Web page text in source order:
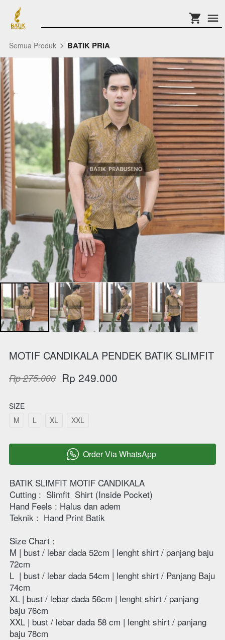
Semua Produk BATIK PRIA
MOTIF CANDIKALA PENDEK BATIK SLIMFIT
Rp 275.000 Rp 249.000
SIZE
M
L XL XXL
` Order Via WhatsApp
BATIK SLIMFIT MOTIF CANDIKALA
Cutting : Slimfit  Shirt (Inside Pocket)
Hand Feels : Halus dan adem
Teknik : Hand Print Batik
Size Chart :
M | bust / lebar dada 52cm | lenght shirt / panjang baju
72cm
L  | bust / lebar dada 54cm | lenght shirt / Panjang Baju
74cm
XL | bust / lebar dada 56cm | lenght shirt / panjang
baju 76cm
XXL | bust / lebar dada 58 cm | lenght shirt / panjang
baju 78cm